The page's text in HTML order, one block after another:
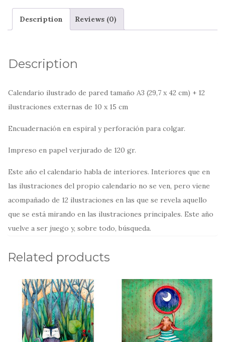
Description Reviews (0)
Description
Calendario ilustrado de pared tamaño A3 (29,7 x 42 cm) + 12
ilustraciones externas de 10 x 15 cm
Encuadernación en espiral y perforación para colgar.
Impreso en papel verjurado de 120 gr.
Este año el calendario habla de interiores. Interiores que en
las ilustraciones del propio calendario no se ven, pero viene
acompañado de 12 ilustraciones en las que se revela aquello
que se está mirando en las ilustraciones principales. Este año
vuelve a ser juego y, sobre todo, búsqueda.
Related products